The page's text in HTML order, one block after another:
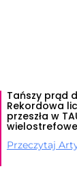
Tańszy prąd
Rekordowa
przeszła w
Przeczytaj